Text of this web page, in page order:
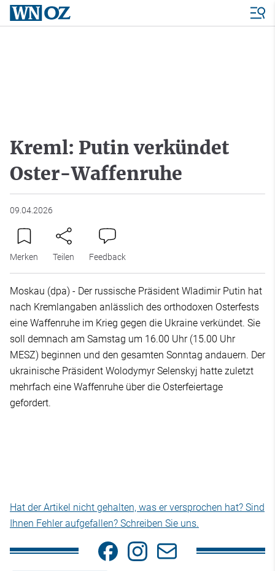
Kreml: Putin verkündet
Oster-Waffenruhe
09.04.2026
Merken Teilen Feedback
Moskau (dpa) - Der russische Präsident Wladimir Putin hat
nach Kremlangaben anlässlich des orthodoxen Osterfests
eine Waffenruhe im Krieg gegen die Ukraine verkündet. Sie
soll demnach am Samstag um 16.00 Uhr (15.00 Uhr
MESZ) beginnen und den gesamten Sonntag andauern. Der
ukrainische Präsident Wolodymyr Selenskyj hatte zuletzt
mehrfach eine Waffenruhe über die Osterfeiertage
gefordert.
Hat der Artikel nicht gehalten, was er versprochen hat? Sind
Ihnen Fehler aufgefallen? Schreiben Sie uns.